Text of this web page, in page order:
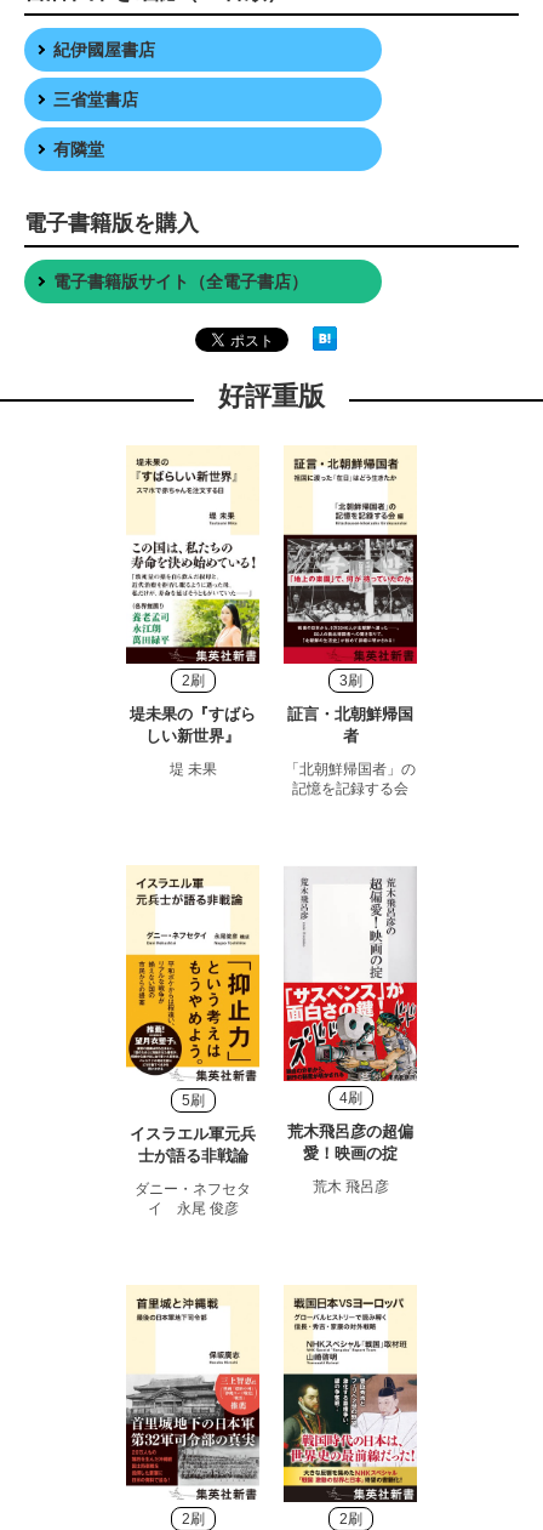
紀伊國屋書店
三省堂書店
有隣堂
電子書籍版を購入
電子書籍版サイト（全電子書店）
好評重版
2刷
堤未果の『すばら
しい新世界』
堤 未果
3刷
証言・北朝鮮帰国
者
「北朝鮮帰国者」の
記憶を記録する会
5刷
イスラエル軍元兵
士が語る非戦論
ダニー・ネフセタ
イ 永尾 俊彦
4刷
荒木飛呂彦の超偏
愛！映画の掟
荒木 飛呂彦
2刷 2刷